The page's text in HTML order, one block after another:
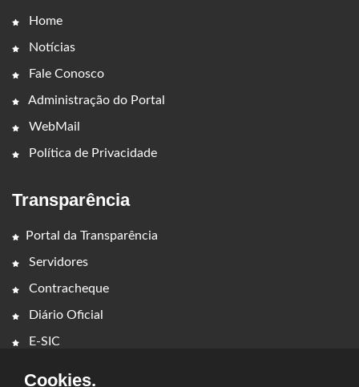
Home
Notícias
Fale Conosco
Administração do Portal
WebMail
Política de Privacidade
Transparência
Portal da Transparência
Servidores
Contracheque
Diário Oficial
E-SIC
Cookies.